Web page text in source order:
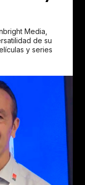
Media,
de su
y series